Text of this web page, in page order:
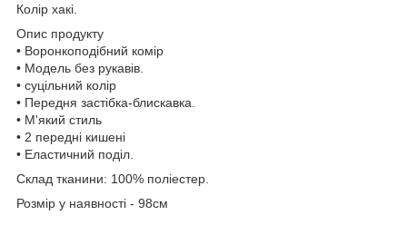
Колір хакі.
Опис продукту
• Воронкоподібний комір
• Модель без рукавів.
• суцільний колір
• Передня застібка-блискавка.
• М'який стиль
• 2 передні кишені
• Еластичний поділ.
Склад тканини: 100% поліестер.
Розмір у наявності - 98см